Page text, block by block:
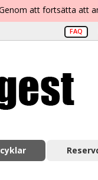
att fortsätta att
FAQ